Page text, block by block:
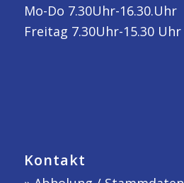
Mo-Do 7.30Uhr-16.30.Uhr
Freitag 7.30Uhr-15.30 Uhr
Kontakt